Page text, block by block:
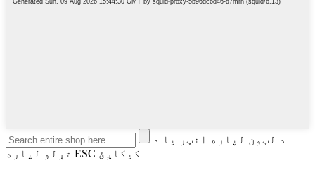
د لټون لپاره انټر یا د
تړلو لپاره ESC کیکاږئ